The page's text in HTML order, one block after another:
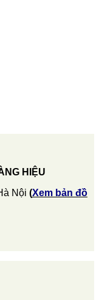
HIỆU
Nội (Xem bản đồ